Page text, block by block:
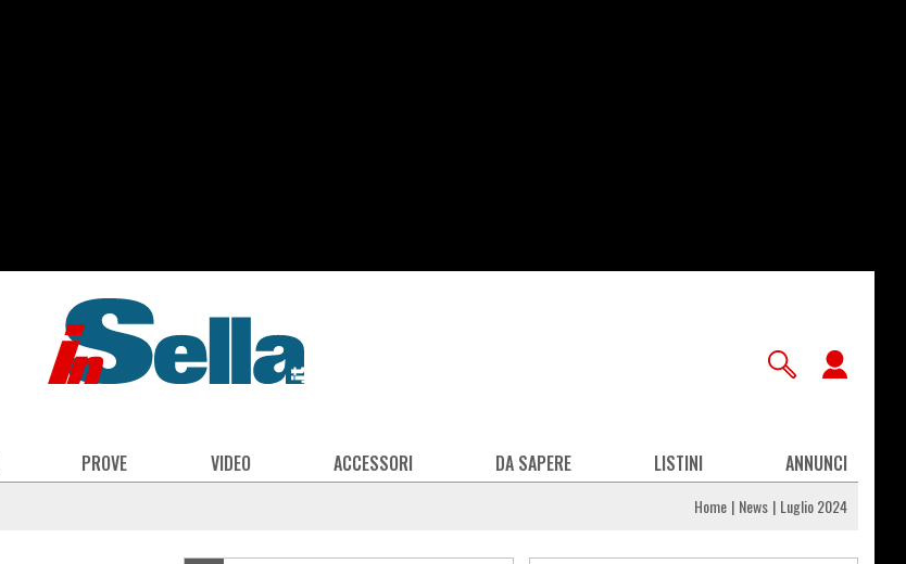
PROVE VIDEO ACCESSORI DA SAPERE LISTINI ANNUNCI
Home News Luglio 2024